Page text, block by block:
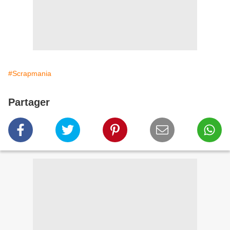
#Scrapmania
Partager